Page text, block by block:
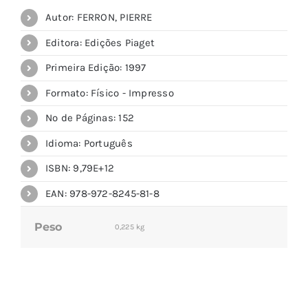
Autor: FERRON, PIERRE
Editora: Edições Piaget
Primeira Edição: 1997
Formato: Físico - Impresso
Nº de Páginas: 152
Idioma: Português
ISBN: 9,79E+12
EAN: 978-972-8245-81-8
Peso 0,225 kg